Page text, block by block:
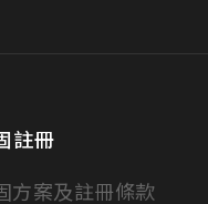
註冊
方案及註冊條款